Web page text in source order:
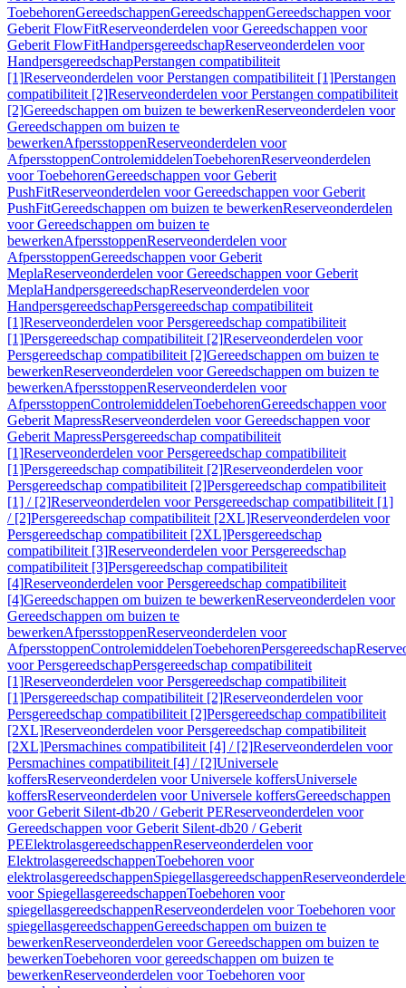
ToebehorenGereedschappenGereedschappenGereedschappen voor
Geberit FlowFitReserveonderdelen voor Gereedschappen voor
Geberit FlowFitHandpersgereedschapReserveonderdelen voor
HandpersgereedschapPerstangen compatibiliteit
[1]Reserveonderdelen voor Perstangen compatibiliteit [1]Perstangen
compatibiliteit [2]Reserveonderdelen voor Perstangen compatibiliteit
[2]Gereedschappen om buizen te bewerkenReserveonderdelen voor
Gereedschappen om buizen te
bewerkenAfpersstoppenReserveonderdelen voor
AfpersstoppenControlemiddelenToebehorenReserveonderdelen
voor ToebehorenGereedschappen voor Geberit
PushFitReserveonderdelen voor Gereedschappen voor Geberit
PushFitGereedschappen om buizen te bewerkenReserveonderdelen
voor Gereedschappen om buizen te
bewerkenAfpersstoppenReserveonderdelen voor
AfpersstoppenGereedschappen voor Geberit
MeplaReserveonderdelen voor Gereedschappen voor Geberit
MeplaHandpersgereedschapReserveonderdelen voor
HandpersgereedschapPersgereedschap compatibiliteit
[1]Reserveonderdelen voor Persgereedschap compatibiliteit
[1]Persgereedschap compatibiliteit [2]Reserveonderdelen voor
Persgereedschap compatibiliteit [2]Gereedschappen om buizen te
bewerkenReserveonderdelen voor Gereedschappen om buizen te
bewerkenAfpersstoppenReserveonderdelen voor
AfpersstoppenControlemiddelenToebehorenGereedschappen voor
Geberit MapressReserveonderdelen voor Gereedschappen voor
Geberit MapressPersgereedschap compatibiliteit
[1]Reserveonderdelen voor Persgereedschap compatibiliteit
[1]Persgereedschap compatibiliteit [2]Reserveonderdelen voor
Persgereedschap compatibiliteit [2]Persgereedschap compatibiliteit
[1] / [2]Reserveonderdelen voor Persgereedschap compatibiliteit [1]
/ [2]Persgereedschap compatibiliteit [2XL]Reserveonderdelen voor
Persgereedschap compatibiliteit [2XL]Persgereedschap
compatibiliteit [3]Reserveonderdelen voor Persgereedschap
compatibiliteit [3]Persgereedschap compatibiliteit
[4]Reserveonderdelen voor Persgereedschap compatibiliteit
[4]Gereedschappen om buizen te bewerkenReserveonderdelen voor
Gereedschappen om buizen te
bewerkenAfpersstoppenReserveonderdelen voor
AfpersstoppenControlemiddelenToebehorenPersgereedschap
voor PersgereedschapPersgereedschap compatibiliteit
[1]Reserveonderdelen voor Persgereedschap compatibiliteit
[1]Persgereedschap compatibiliteit [2]Reserveonderdelen voor
Persgereedschap compatibiliteit [2]Persgereedschap compatibiliteit
[2XL]Reserveonderdelen voor Persgereedschap compatibiliteit
[2XL]Persmachines compatibiliteit [4] / [2]Reserveonderdelen voor
Persmachines compatibiliteit [4] / [2]Universele
koffersReserveonderdelen voor Universele koffersUniversele
koffersReserveonderdelen voor Universele koffersGereedschappen
voor Geberit Silent-db20 / Geberit PEReserveonderdelen voor
Gereedschappen voor Geberit Silent-db20 / Geberit
PEElektrolasgereedschappenReserveonderdelen voor
ElektrolasgereedschappenToebehoren voor
elektrolasgereedschappenSpiegellasgereedschappen
voor SpiegellasgereedschappenToebehoren voor
spiegellasgereedschappenReserveonderdelen voor Toebehoren voor
spiegellasgereedschappenGereedschappen om buizen te
bewerkenReserveonderdelen voor Gereedschappen om buizen te
bewerkenToebehoren voor gereedschappen om buizen te
bewerkenReserveonderdelen voor Toebehoren voor